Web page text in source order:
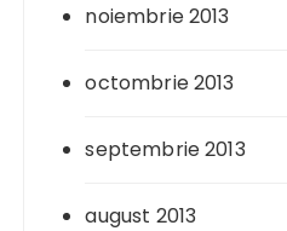
noiembrie 2013
octombrie 2013
septembrie 2013
august 2013